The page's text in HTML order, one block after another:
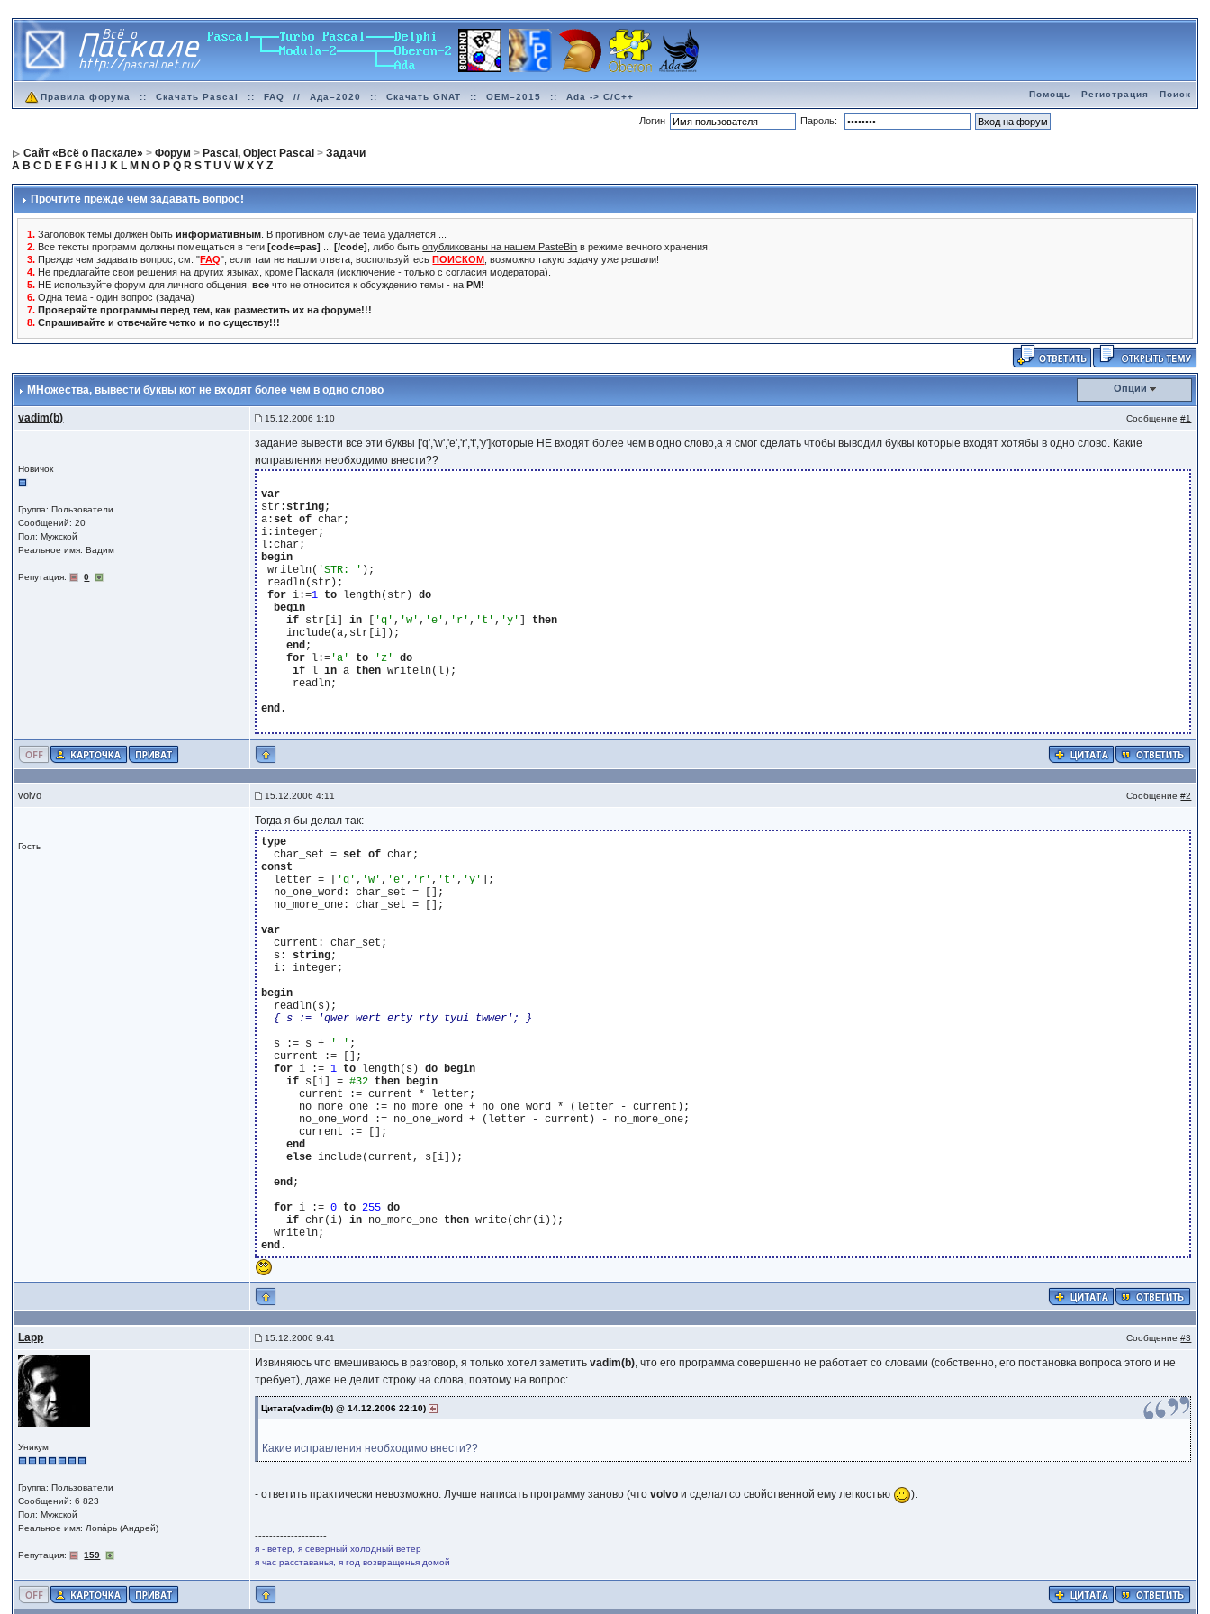
Правила форума :: Скачать Pascal :: FAQ // Ада–2020 :: Скачать GNAT :: OEM–2015 :: Ada -> C/C++ Помощь Регистрация Поиск
Логин Пароль:
Сайт «Всё о Паскале» >Форум > Pascal, Object Pascal >Задачи
A B C D E F G H J K L M N O P Q R S T U V W X Y Z
Прочтите прежде чем задавать вопрос!
1. Заголовок темы должен бытьинформативным . В противном случае тема удаляется ...
2. Все тексты программ должны помещаться в теги[code=pas] ...[/code] , либо бытьопубликованы на нашем PasteBin в режиме вечного хранения.
3. Прежде чем задавать вопрос, см. "FAQ", если там не нашли ответа, воспользуйтесьПОИСКОМ , возможно такую задачу уже решали!
4. Не предлагайте свои решения на других языках, кроме Паскаля (исключение - только с согласия модератора).
5. НЕ используйте форум для личного общения,все что не относится к обсуждению темы - наPM!
6. Одна тема - один вопрос (задача)
7. Проверяйте программы перед тем, как разместить их на форуме!!!
8. Спрашивайте и отвечайте четко и по существу!!!
МНожества, вывести буквы кот не входят более чем в одно слово Опции
vadim(b) 15.12.2006 1:10 Сообщение#1
Новичок
Группа: Пользователи
Сообщений: 20
Пол: Мужской
Реальное имя: Вадим
Репутация: 0
задание вывести все эти буквы ['q','w','e','r','t','y']которые НЕ входят более чем в одно слово,а я смог сделать чтобы выводил буквы которые входят хотябы в одно слово. Какие
исправления необходимо внести??
var
str:string;
a:set of char;
i:integer;
begin
writeln( 'STR: ' );
readln(str);
for i:=1 to length(str) do
begin
if str[i] in 'q' , 'w' , 'e' , 'r' , 't' , 'y'
then
    include(a,str[i]);
end;
for l:= 'a' to 'z'
do
if l in a then writeln(l);
     readln;
end .
volvo 15.12.2006 4:11 Сообщение#2
Гость
Тогда я бы делал так:
type
  char_set =
set of
const
  letter = [
'q' , 'w' , 'e' , 'r' , 't' , 'y'
];
  no_one_word: char_set = [];
  no_more_one: char_set = [];
var
  current: char_set;
  s:
string;
  i: integer;
begin
  readln(s);
{ s := 'qwer wert erty rty tyui twwer'; }
  s := s +
' ' ;
  current := [];
for i := 1 to length(s) do begin
if s[i] = #32 then begin
      current := current * letter;
      no_more_one := no_more_one + no_one_word * (letter - current);
      no_one_word := no_one_word + (letter - current) - no_more_one;
      current := [];
end
else include(current, s[i]);
end;
for i := 0 to 255 do
if chr(i) in no_more_one then write(chr(i));
end
Lapp 15.12.2006 9:41 Сообщение#3
Уникум
Группа: Пользователи
Сообщений: 6 823
Пол: Мужской
Реальное имя: Лопáрь (Андрей)
Репутация: 159
Извиняюсь что вмешиваюсь в разговор, я только хотел заметитьvadim(b), что его программа совершенно не работает со словами (собственно, его постановка вопроса этого и не
требует), даже не делит строку на слова, поэтому на вопрос:
Цитата(vadim(b) @ 14.12.2006 22:10)
Какие исправления необходимо внести??
- ответить практически невозможно. Лучше написать программу заново (чтоvolvo и сделал со свойственной ему легкостью ).
--------------------
я - ветер, я северный холодный ветер
я час расставанья, я год возвращенья домой